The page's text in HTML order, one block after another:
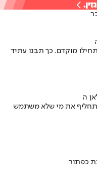
מוקדם. כך תבנו עתיד
תחליף את מי שלא משתמש
כפתור